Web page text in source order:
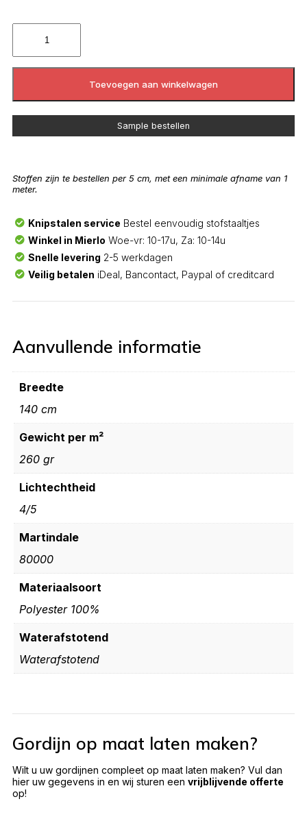
Toevoegen aan winkelwagen
Sample bestellen
Stoffen zijn te bestellen per 5 cm, met een minimale afname van 1
meter.
Knipstalen service Bestel eenvoudig stofstaaltjes
Winkel in Mierlo Woe-vr: 10-17u, Za: 10-14u
Snelle levering 2-5 werkdagen
Veilig betalen iDeal, Bancontact, Paypal of creditcard
Aanvullende informatie
Breedte
140 cm
Gewicht per m²
260 gr
Lichtechtheid
4/5
Martindale
80000
Materiaalsoort
Polyester 100%
Waterafstotend
Waterafstotend
Gordijn op maat laten maken?
Wilt u uw gordijnen compleet op maat laten maken? Vul dan
hier uw gegevens in en wij sturen een vrijblijvende offerte
op!